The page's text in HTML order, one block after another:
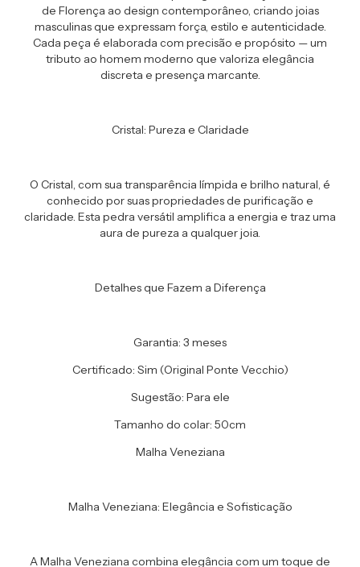
de Florença ao design contemporâneo, criando joias
masculinas que expressam força, estilo e autenticidade.
Cada peça é elaborada com precisão e propósito — um
tributo ao homem moderno que valoriza elegância
discreta e presença marcante.
Cristal: Pureza e Claridade
O Cristal, com sua transparência límpida e brilho natural, é
conhecido por suas propriedades de purificação e
claridade. Esta pedra versátil amplifica a energia e traz uma
aura de pureza a qualquer joia.
Detalhes que Fazem a Diferença
Garantia: 3 meses
Certificado: Sim (Original Ponte Vecchio)
Sugestão: Para ele
Tamanho do colar: 50cm
Malha Veneziana
Malha Veneziana: Elegância e Sofisticação
A Malha Veneziana combina elegância com um toque de